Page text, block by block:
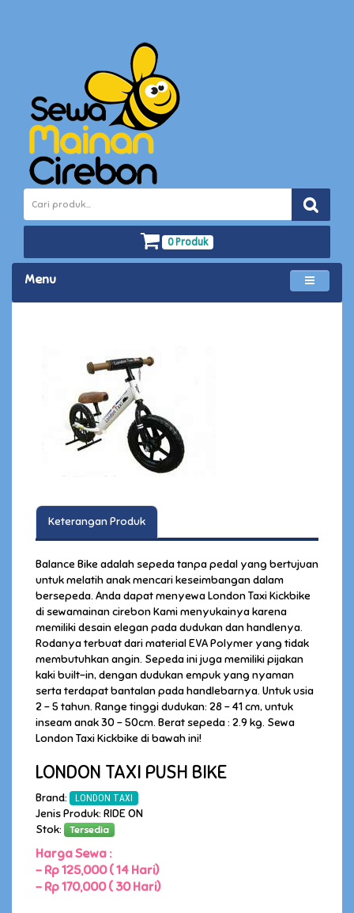
0 Produk
Menu
Keterangan Produk
Balance Bike adalah sepeda tanpa pedal yang bertujuan
untuk melatih anak mencari keseimbangan dalam
bersepeda. Anda dapat menyewa London Taxi Kickbike
di sewamainan cirebon Kami menyukainya karena
memiliki desain elegan pada dudukan dan handlenya.
Rodanya terbuat dari material EVA Polymer yang tidak
membutuhkan angin. Sepeda ini juga memiliki pijakan
kaki built-in, dengan dudukan empuk yang nyaman
serta terdapat bantalan pada handlebarnya. Untuk usia
2 - 5 tahun. Range tinggi dudukan: 28 - 41 cm, untuk
inseam anak 30 - 50cm. Berat sepeda : 2.9 kg. Sewa
London Taxi Kickbike di bawah ini!
LONDON TAXI PUSH BIKE
Brand: LONDON TAXI
Jenis Produk: RIDE ON
Stok:
Tersedia
Harga Sewa :
- Rp 125,000 ( 14 Hari)
- Rp 170,000 ( 30 Hari)